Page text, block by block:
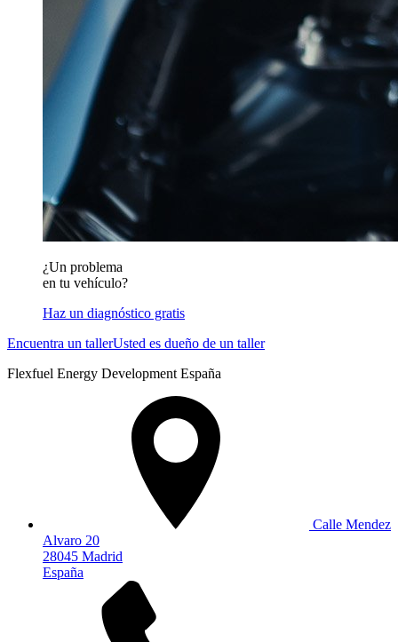
¿Un problema
en tu vehículo?
Haz un diagnóstico gratis
Encuentra un tallerUsted es dueño de un taller
Flexfuel Energy Development España
Calle Mendez
Alvaro 20
28045 Madrid
España